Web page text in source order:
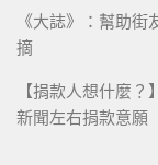
《大誌》：幫助
摘
【捐款人想什麼
新聞左右捐款意願